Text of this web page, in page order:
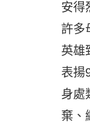
安得
許多
英雄
表揚
身處
棄、